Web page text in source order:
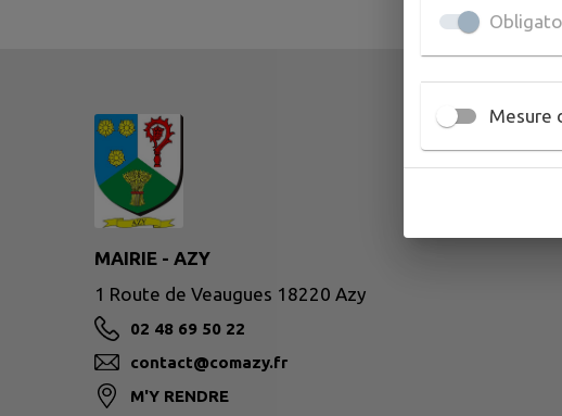
MAIRIE - AZY
1 Route de Veaugues 18220 Azy
02 48 69 50 22
contact@comazy.fr
M'Y RENDRE
Mesure